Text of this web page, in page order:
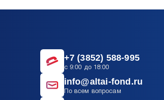
+7 (3852) 588-995
c 9:00 до 18:00
info@altai-fond.ru
По всем вопросам